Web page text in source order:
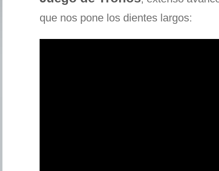
que nos pone los dientes largos: